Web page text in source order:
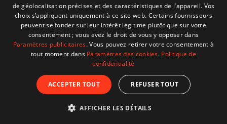
BESOIN D'AIDE ?
© 2026 Adventech. Created byATdesign. Developped
by
de géolocalisation précises et des caractéristiques de l’appareil. Vos
choix s’appliquent uniquement à ce site web. Certains fournisseurs
peuvent se fonder sur leur intérêt légitime plutôt que sur votre
consentement ; vous avez le droit de vous y opposer dans
Paramètres publicitaires. Vous pouvez retirer votre consentement à
tout moment dans Paramètres des cookies. Politique de
confidentialité
ACCEPTER TOUT REFUSER TOUT
AFFICHER LES DÉTAILS